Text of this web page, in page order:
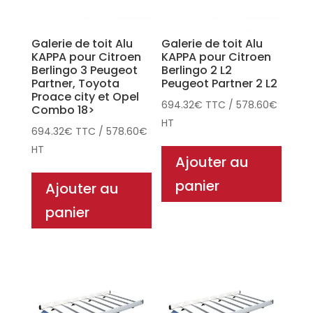
Galerie de toit Alu
KAPPA pour Citroen
Berlingo 3 Peugeot
Partner, Toyota
Proace city et Opel
Combo 18>
694.32€ TTC / 578.60€
HT
Ajouter au
panier
Galerie de toit Alu
KAPPA pour Citroen
Berlingo 2 L2
Peugeot Partner 2 L2
694.32€ TTC /578.60€
HT
Ajouter au
panier